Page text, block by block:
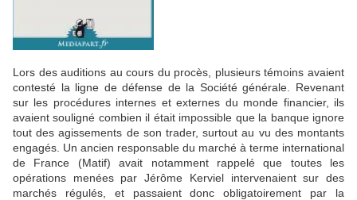
Lors des auditions au cours du procès, plusieurs témoins avaient
contesté la ligne de défense de la Société générale. Revenant
sur les procédures internes et externes du monde financier, ils
avaient souligné combien il était impossible que la banque ignore
tout des agissements de son trader, surtout au vu des montants
engagés. Un ancien responsable du marché à terme international
de France (Matif) avait notamment rappelé que toutes les
opérations menées par Jérôme Kerviel intervenaient sur des
marchés régulés, et passaient donc obligatoirement par la